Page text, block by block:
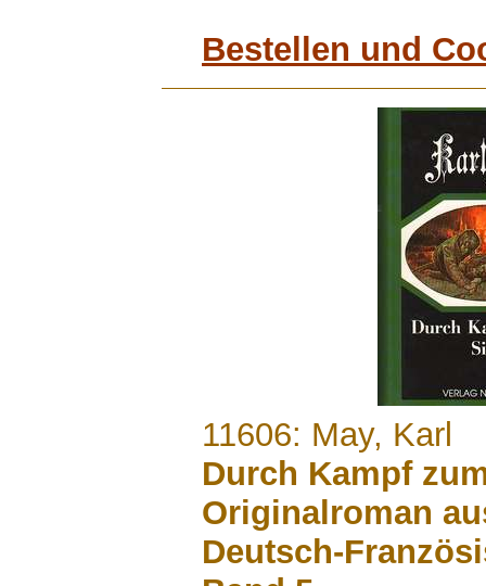
Bestellen und
11606: May, Karl
Durch Kampf
Originalroman
Deutsch-